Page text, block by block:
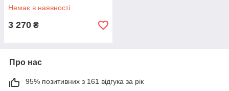
Немає в наявності
3 270 ₴
Про нас
95% позитивних з 161 відгука за рік